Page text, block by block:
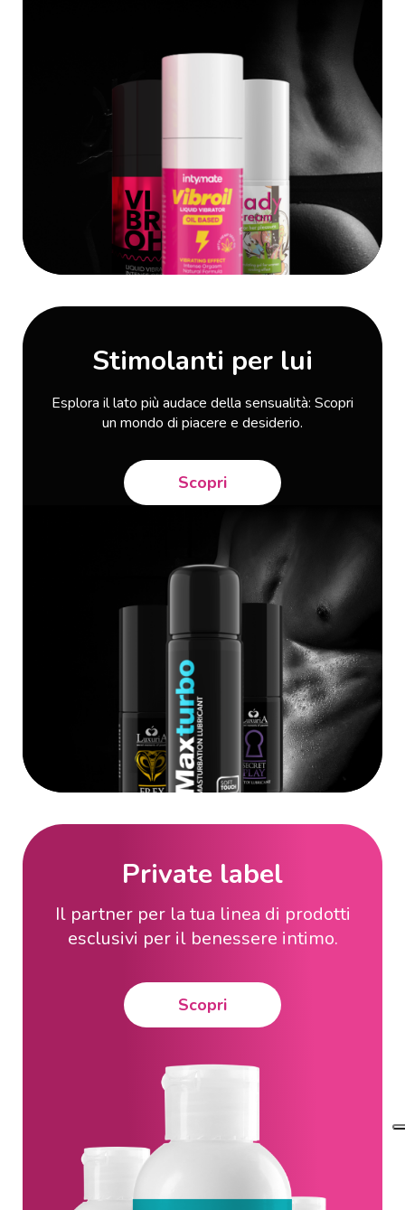
Stimolanti per lui
Esplora il lato più audace della sensualità: Scopri
un mondo di piacere e desiderio.
Scopri
Private label
Il partner per la tua linea di prodotti
esclusivi per il benessere intimo.
Scopri